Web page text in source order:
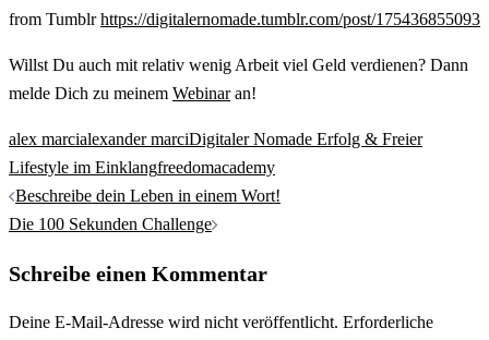
from Tumblrhttps://digitalernomade.tumblr.com/post/175436855093
Willst Du auch mit relativ wenig Arbeit viel Geld verdienen? Dann
melde Dich zu meinem Webinaran!
alex marcialexander marciDigitaler Nomade Erfolg & Freier
Lifestyle im Einklangfreedomacademy
Beitrags-
Navigation
Beschreibe dein Leben in einem Wort!
Die 100 Sekunden Challenge
Schreibe einen Kommentar
Deine E-Mail-Adresse wird nicht veröffentlicht. Erforderliche